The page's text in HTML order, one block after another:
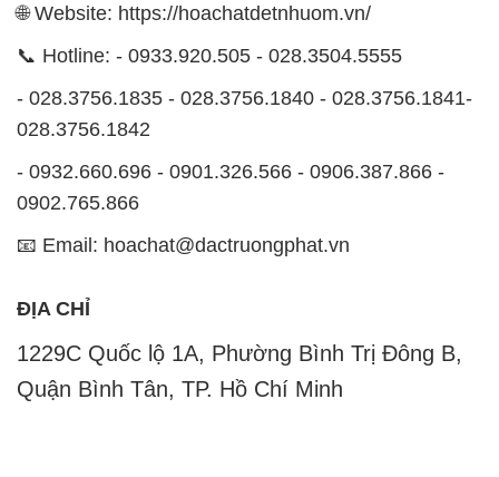
🌐 Website: https://hoachatdetnhuom.vn/
📞 Hotline: - 0933.920.505 - 028.3504.5555
- 028.3756.1835 - 028.3756.1840 - 028.3756.1841-
028.3756.1842
- 0932.660.696 - 0901.326.566 - 0906.387.866 -
0902.765.866
📧 Email: hoachat@dactruongphat.vn
ĐỊA CHỈ
1229C Quốc lộ 1A, Phường Bình Trị Đông B,
Quận Bình Tân, TP. Hồ Chí Minh